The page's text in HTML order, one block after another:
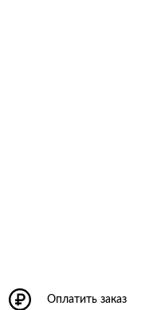
Оплатить заказ